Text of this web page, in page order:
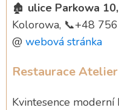
🏚️ ulice Parkowa
Kolorowa, 📞+48
@ webová stránka
Restaurace
Kvintesence moderní